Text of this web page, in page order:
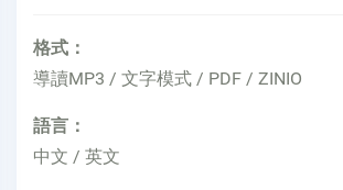
格式：
導讀MP3 / 文字模式 / PDF / ZINIO
語言：
中文 / 英文